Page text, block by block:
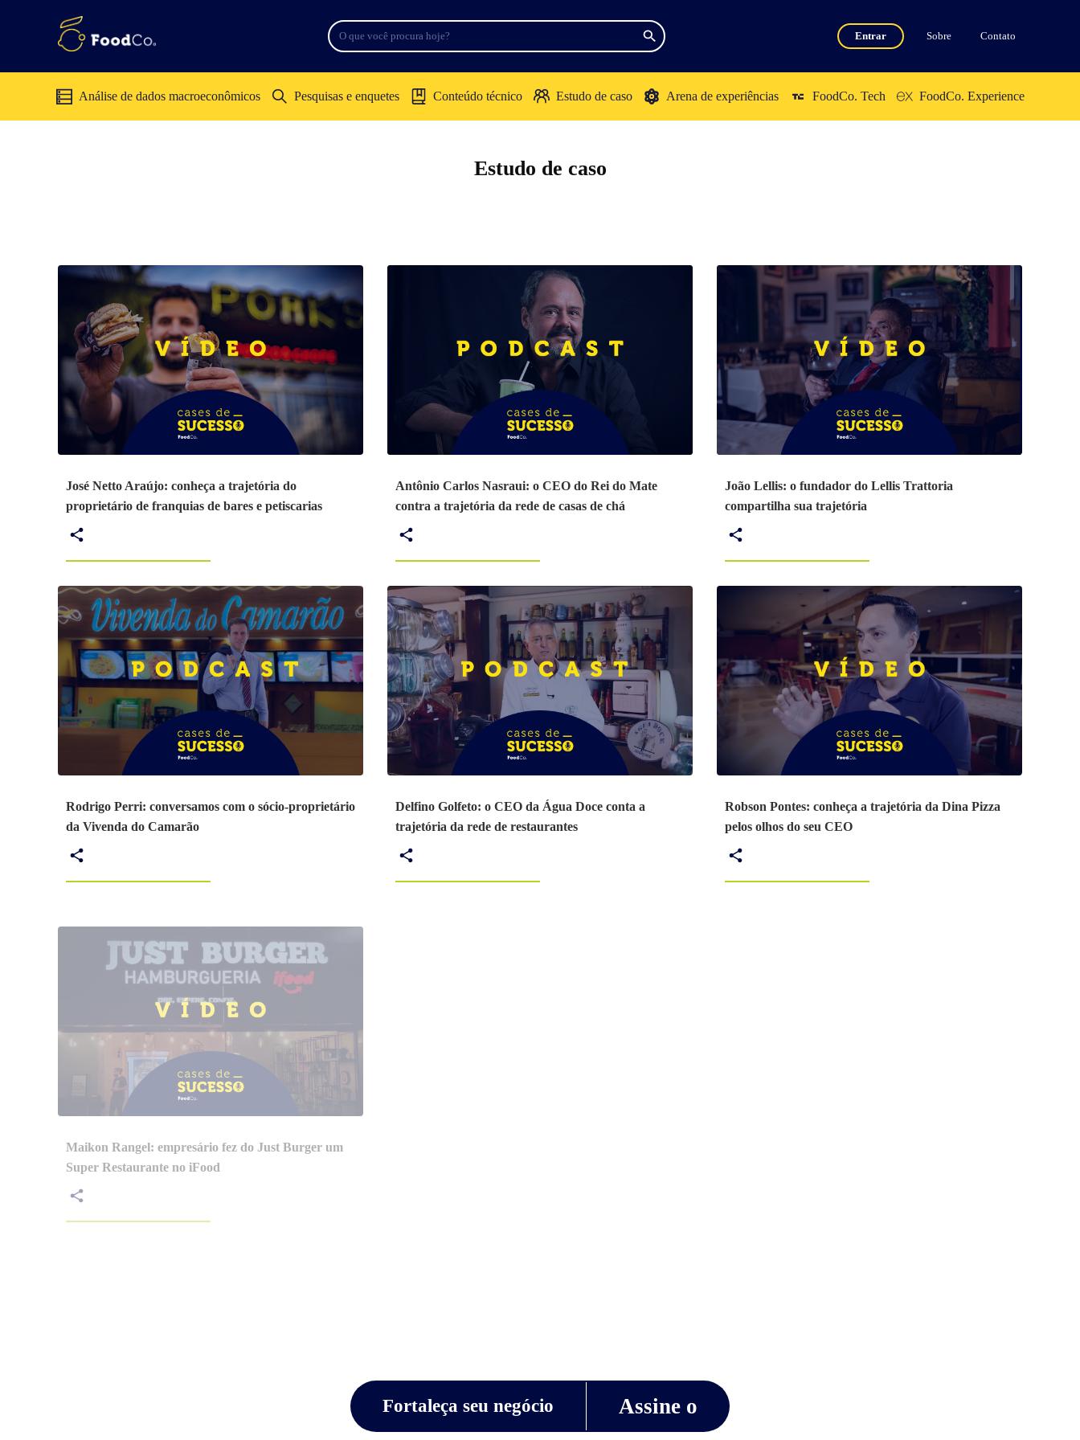
Entrar Sobre Contato
Análise de dados macroeconômicos Pesquisas e enquetes Conteúdo técnico Estudo de caso Arena de experiências FoodCo. Tech FoodCo. Experience
Estudo de caso
José Netto Araújo: conheça a trajetória do
proprietário de franquias de bares e petiscarias
Antônio Carlos Nasraui: o CEO do Rei do Mate
contra a trajetória da rede de casas de chá
João Lellis: o fundador do Lellis Trattoria
compartilha sua trajetória
Rodrigo Perri: conversamos com o sócio-proprietário
da Vivenda do Camarão
Delfino Golfeto: o CEO da Água Doce conta a
trajetória da rede de restaurantes
Robson Pontes: conheça a trajetória da Dina Pizza
pelos olhos do seu CEO
Super Restaurante no iFood
Fortaleça seu negócio Assine o